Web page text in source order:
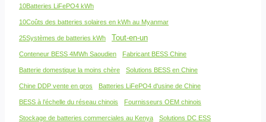
10Batteries LiFePO4 kWh
10Coûts des batteries solaires en kWh au Myanmar
25Systèmes de batteries kWh Tout-en-un
Conteneur BESS 4MWh Saoudien Fabricant BESS Chine
Batterie domestique la moins chère Solutions BESS en Chine
Chine DDP vente en gros Batteries LiFePO4 d'usine de Chine
BESS à l’échelle du réseau chinois Fournisseurs OEM chinois
Stockage de batteries commerciales au Kenya Solutions DC ESS